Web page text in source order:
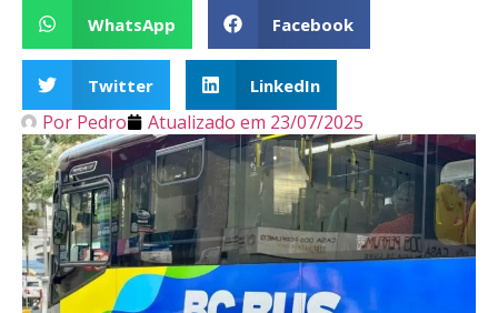
WhatsApp Facebook
Twitter LinkedIn
Por Pedro Atualizado em 23/07/2025